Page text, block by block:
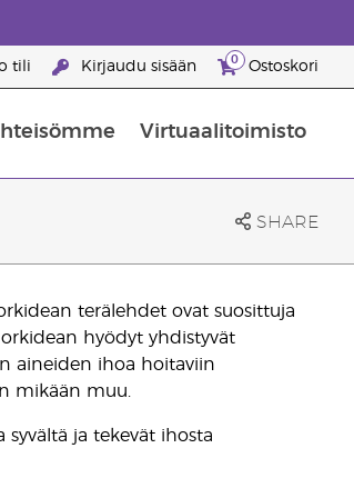
tili Kirjaudu sisään 0 Ostoskori
Virtuaalitoimisto
SHARE
terälehdet ovat suosittuja
hyödyt yhdistyvät
aineiden ihoa hoitaviin
mikään muu.
syvältä ja tekevät ihosta